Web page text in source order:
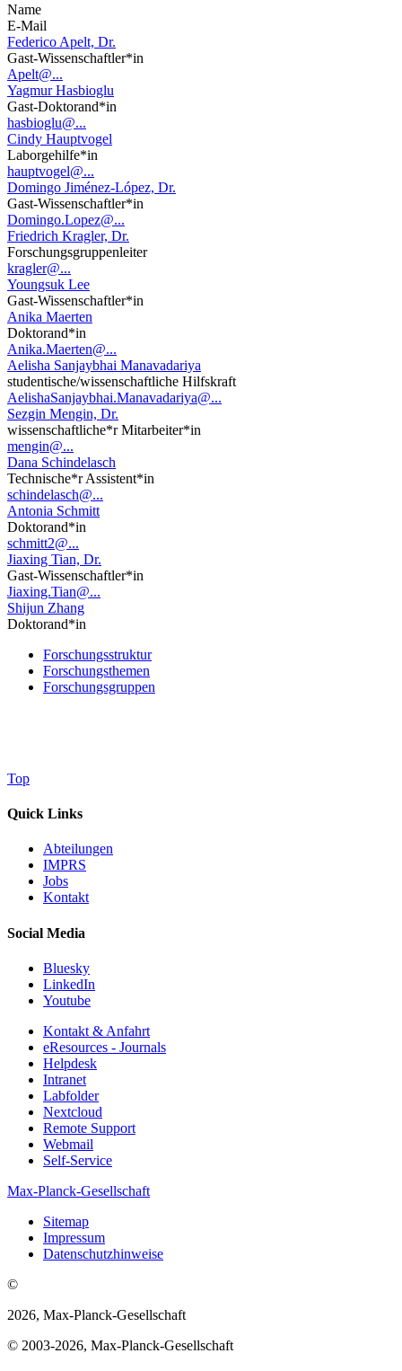
Name
E-Mail
Federico Apelt, Dr.
Gast-Wissenschaftler*in
Apelt@...
Yagmur Hasbioglu
Gast-Doktorand*in
hasbioglu@...
Cindy Hauptvogel
Laborgehilfe*in
hauptvogel@...
Domingo Jiménez-López, Dr.
Gast-Wissenschaftler*in
Domingo.Lopez@...
Friedrich Kragler, Dr.
Forschungsgruppenleiter
kragler@...
Youngsuk Lee
Gast-Wissenschaftler*in
Anika Maerten
Doktorand*in
Anika.Maerten@...
Aelisha Sanjaybhai Manavadariya
studentische/wissenschaftliche Hilfskraft
AelishaSanjaybhai.Manavadariya@...
Sezgin Mengin, Dr.
wissenschaftliche*r Mitarbeiter*in
mengin@...
Dana Schindelasch
Technische*r Assistent*in
schindelasch@...
Antonia Schmitt
Doktorand*in
schmitt2@...
Jiaxing Tian, Dr.
Gast-Wissenschaftler*in
Jiaxing.Tian@...
Shijun Zhang
Doktorand*in
Forschungsstruktur
Forschungsthemen
Forschungsgruppen
Top
Quick Links
Abteilungen
IMPRS
Jobs
Kontakt
Social Media
Bluesky
LinkedIn
Youtube
Kontakt & Anfahrt
eResources - Journals
Helpdesk
Intranet
Labfolder
Nextcloud
Remote Support
Webmail
Self-Service
Max-Planck-Gesellschaft
Sitemap
Impressum
Datenschutzhinweise
©
2026, Max-Planck-Gesellschaft
© 2003-2026, Max-Planck-Gesellschaft